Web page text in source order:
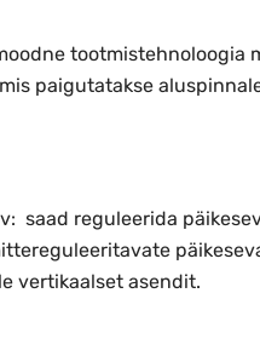
paigutatakse
saad reguleerida
vertikaalset asendit.